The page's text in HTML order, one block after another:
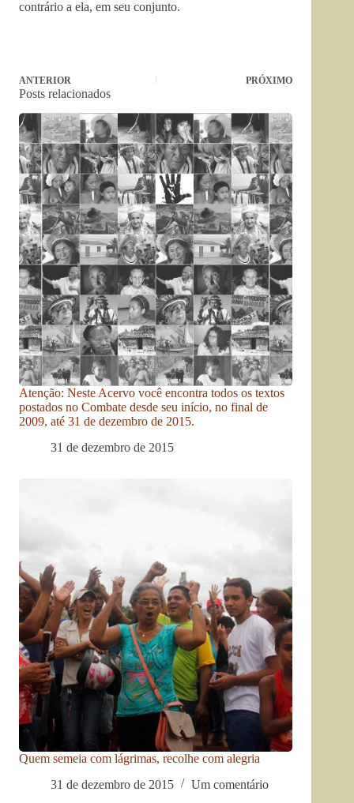
contrário a ela, em seu conjunto.
ANTERIOR PRÓXIMO
Posts relacionados
Atenção: Neste Acervo você encontra todos os textos
postados no Combate desde seu início, no final de
2009, até 31 de dezembro de 2015.
31 de dezembro de 2015
Quem semeia com lágrimas, recolhe com alegria
31 de dezembro de 2015
Um comentário